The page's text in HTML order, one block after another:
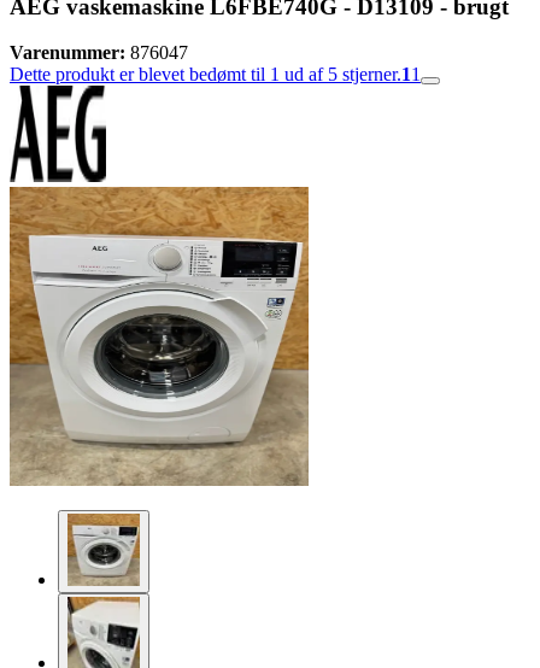
AEG vaskemaskine L6FBE740G - D13109 - brugt
Varenummer: 876047
Dette produkt er blevet bedømt til 1 ud af 5 stjerner.11